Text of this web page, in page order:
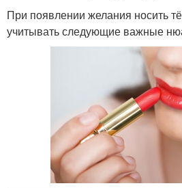
При появлении желания носить
учитывать следующие важные